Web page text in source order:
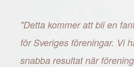
"Detta kommer att bli en
för Sveriges föreningar. Vi
snabba resultat när